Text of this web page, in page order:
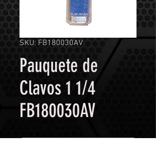
SKU: FB180030AV
Pauquete de
Clavos 1 1/4
FB180030AV